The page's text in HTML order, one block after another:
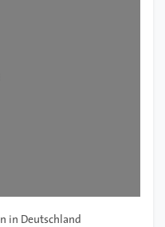
…
in Deutschland